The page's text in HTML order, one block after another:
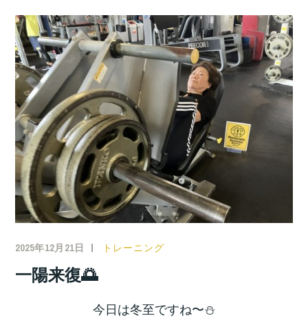
2025年12月21日 トレーニング
一陽来復🌅
今日は冬至ですね〜⛄️